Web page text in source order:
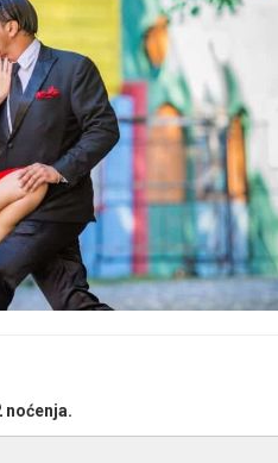
nalaze se grobnice
“Evite” Peron. Muzej ove
autobusom u hotel.
noćenja.